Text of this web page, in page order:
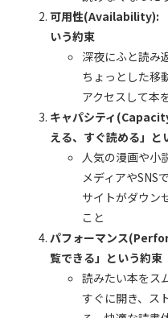
可用性(Availability):
いう約束
深夜にふと読み
ちょっとした移
アクセスして本
キャパシティ
える、すぐ読める」と
人気の漫画や小
メディアやSNS
サイトがダウン
こと
パフォーマンス
覧できる」という約束
読みたい本をス
すぐに開き、ス